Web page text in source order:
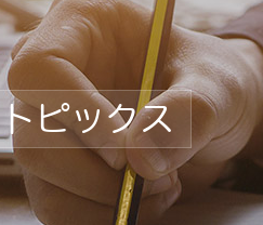
トピックス